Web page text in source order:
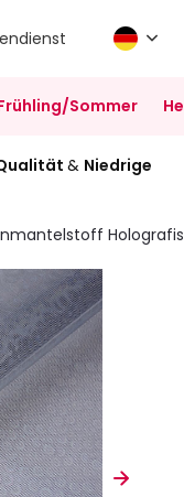
Sommer
& Niedrige